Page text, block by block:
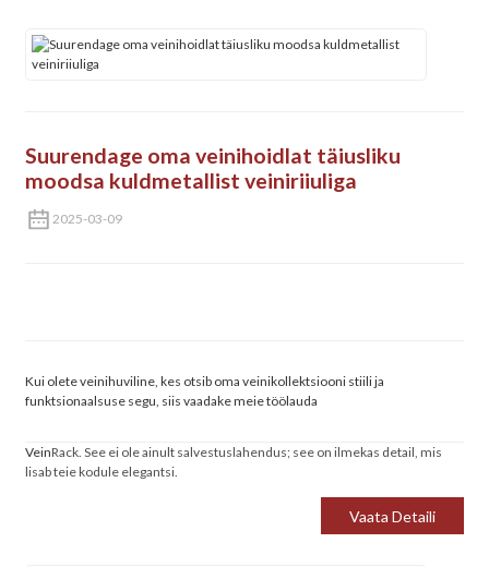
Suurendage oma veinihoidlat täiusliku
moodsa kuldmetallist veiniriiuliga
2025-03-09
Kui olete veinihuviline, kes otsib oma veinikollektsiooni stiili ja
funktsionaalsuse segu, siis vaadake meie töölauda
VeinRack. See ei ole ainult salvestuslahendus; see on ilmekas detail, mis
lisab teie kodule elegantsi.
Vaata Detaili